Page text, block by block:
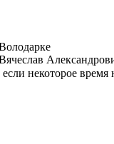
некоторое